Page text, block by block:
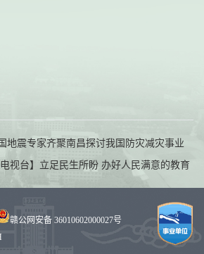
地震专家齐聚南昌探讨我国防灾减灾事业
电视台】立足民生所盼 办好人民满意的教育
赣公网安备 36010602000027号